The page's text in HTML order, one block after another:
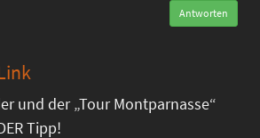
Antworten
und der „Tour Montparnasse“
Tipp!